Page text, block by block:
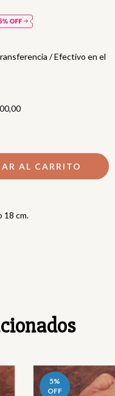
/ Efectivo en el
18 cm.
5%
OFF